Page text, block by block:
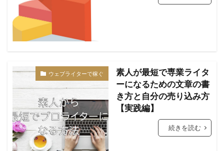
ウェブライターで稼ぐ
素人が最短で専業ライタ
ーになるための文章の書
き方と自分の売り込み方
【実践編】
続きを読む